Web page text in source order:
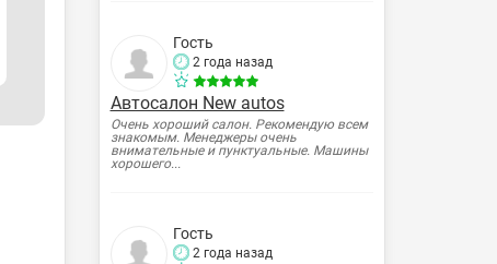
Гость
2 года назад
Автосалон New autos
Очень хороший салон. Рекомендую всем
знакомым. Менеджеры очень
внимательные и пунктуальные. Машины
хорошего...
Гость
2 года назад